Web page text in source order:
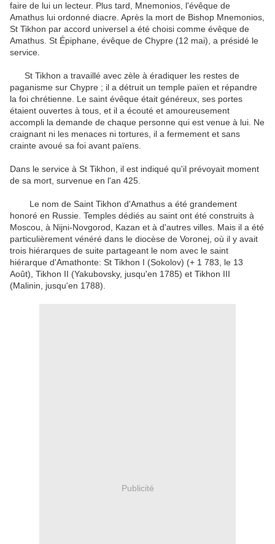
faire de lui un lecteur. Plus tard, Mnemonios, l'évêque de
Amathus lui ordonné diacre. Après la mort de Bishop Mnemonios,
St Tikhon par accord universel a été choisi comme évêque de
Amathus. St Épiphane, évêque de Chypre (12 mai), a présidé le
service.
St Tikhon a travaillé avec zèle à éradiquer les restes de
paganisme sur Chypre ; il a détruit un temple païen et répandre
la foi chrétienne. Le saint évêque était généreux, ses portes
étaient ouvertes à tous, et il a écouté et amoureusement
accompli la demande de chaque personne qui est venue à lui. Ne
craignant ni les menaces ni tortures, il a fermement et sans
crainte avoué sa foi avant païens.
Dans le service à St Tikhon, il est indiqué qu'il prévoyait moment
de sa mort, survenue en l'an 425.
Le nom de Saint Tikhon d'Amathus a été grandement
honoré en Russie. Temples dédiés au saint ont été construits à
Moscou, à Nijni-Novgorod, Kazan et à d'autres villes. Mais il a été
particulièrement vénéré dans le diocèse de Voronej, où il y avait
trois hiérarques de suite partageant le nom avec le saint
hiérarque d'Amathonte: St Tikhon I (Sokolov) (+ 1 783, le 13
Août), Tikhon II (Yakubovsky, jusqu'en 1785) et Tikhon III
(Malinin, jusqu'en 1788).
Publicité